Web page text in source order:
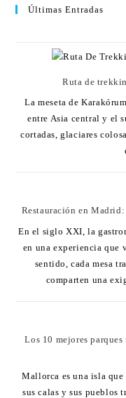
Últimas Entradas
Ruta de
La meseta de
entre Asia central y el
cortadas, glaciares
Restauración en
En el siglo XXI, la
en una experiencia que
sentido, cada mesa
comparten una
Los 10 mejores
Mallorca es una isla que
sus calas y sus pueblos